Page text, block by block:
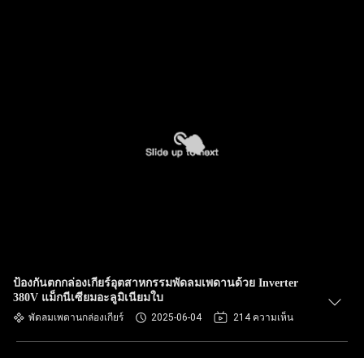
ป้องกันตกกล่องเกียร์อุตสาหกรรมพัดลมเพดานด้วย Inverter
380V แม็กนีเซียมอะลูมิเนียมใบ
พัดลมเพดานกล่องเกียร์ 2025-06-04 214 ความเห็น